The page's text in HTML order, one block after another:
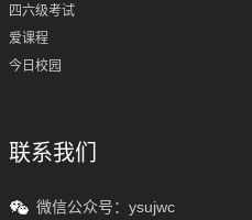
四六级考试
爱课程
今日校园
联系我们
微信公众号：ysujwc